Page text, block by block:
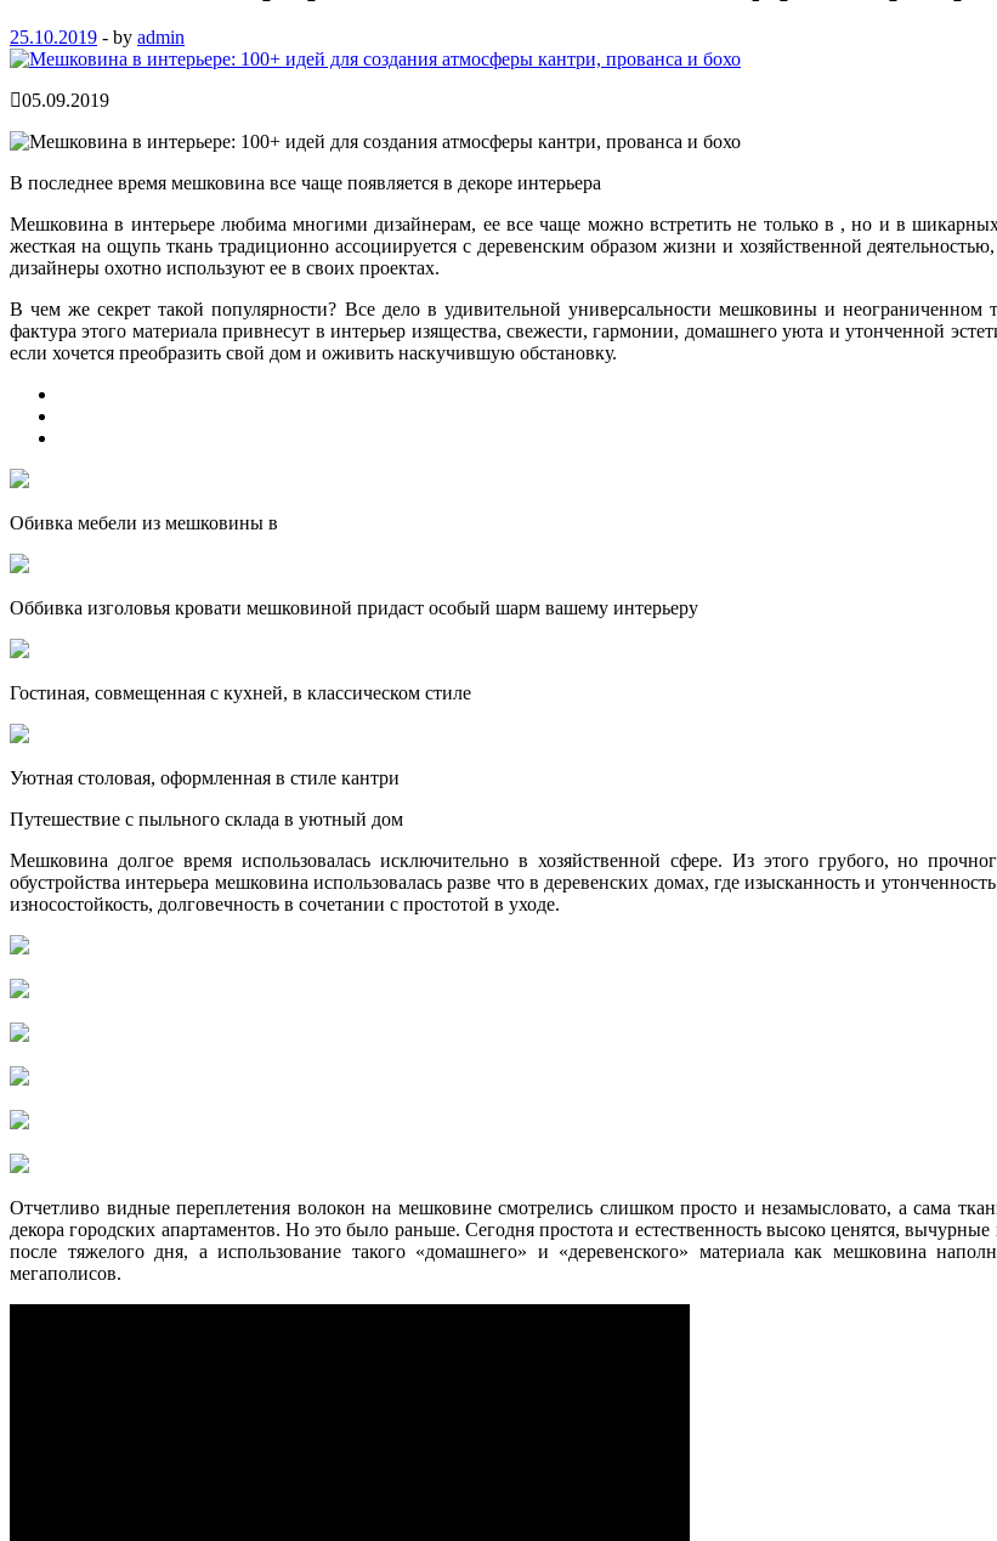
25.10.2019 - by admin
05.09.2019
В последнее время мешковина все чаще появляется в декоре интерьера
Мешковина в интерьере любима многими дизайнерам, ее все чаще можно встретить не только в , но и в шикарных
жесткая на ощупь ткань традиционно ассоциируется с деревенским образом жизни и хозяйственной
дизайнеры охотно используют ее в своих проектах.
В чем же секрет такой популярности? Все дело в удивительной универсальности мешковины и неограниченном
фактура этого материала привнесут в интерьер изящества, свежести, гармонии, домашнего уюта и утонченной
если хочется преобразить свой дом и оживить наскучившую обстановку.
Обивка мебели из мешковины в
Оббивка изголовья кровати мешковиной придаст особый шарм вашему интерьеру
Гостиная, совмещенная с кухней, в классическом стиле
Уютная столовая, оформленная в стиле кантри
Путешествие с пыльного склада в уютный дом
Мешковина долгое время использовалась исключительно в хозяйственной сфере. Из этого грубого, но
обустройства интерьера мешковина использовалась разве что в деревенских домах, где изысканность и
износостойкость, долговечность в сочетании с простотой в уходе.
Отчетливо видные переплетения волокон на мешковине смотрелись слишком просто и незамысловато, а сама
декора городских апартаментов. Но это было раньше. Сегодня простота и естественность высоко ценятся,
после тяжелого дня, а использование такого «домашнего» и «деревенского» материала как мешковина
мегаполисов.